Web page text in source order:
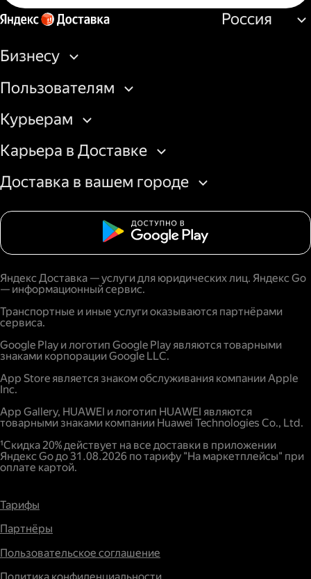
Россия
Бизнесу
Пользователям
Курьерам
Карьера в Доставке
Доставка в вашем городе
Яндекс Доставка — услуги для юридических лиц. Яндекс Go
— информационный сервис.
Транспортные и иные услуги оказываются партнёрами
сервиса.
Google Play и логотип Google Play являются товарными
знаками корпорации Google LLC.
App Store является знаком обслуживания компании Apple
Inc.
App Gallery, HUAWEI и логотип HUAWEI являются
товарными знаками компании Huawei Technologies Co., Ltd.
¹Скидка 20% действует на все доставки в приложении
Яндекс Go до 31.08.2026 по тарифу "На маркетплейсы" при
оплате картой.
Тарифы
Партнёры
Пользовательское соглашение
Политика конфиденциальности